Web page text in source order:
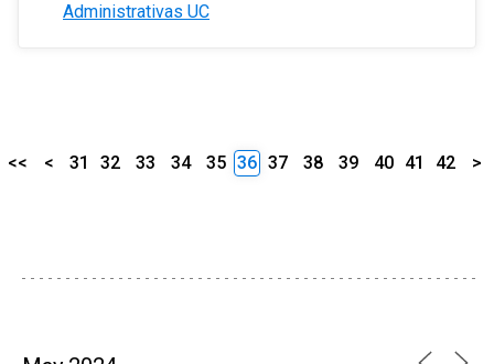
Administrativas UC
<< < 31 32 33 34 35 36 37 38 39 40 41 42 >